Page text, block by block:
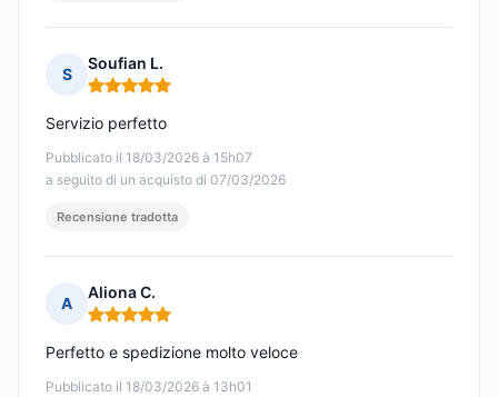
S
Soufian L.
Nota: 5 su 5
Pubblicato il 18/03/2026 à 15h07
a seguito di un acquisto di 07/03/2026
Servizio perfetto
Recensione tradotta
A
Aliona C.
Nota: 5 su 5
Pubblicato il 18/03/2026 à 13h01
Perfetto e spedizione molto veloce